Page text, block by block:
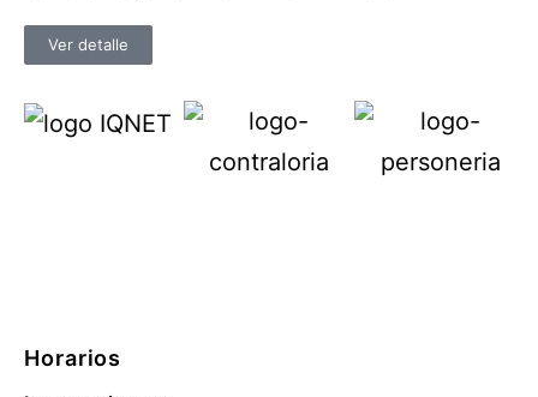
Ver detalle
Horarios